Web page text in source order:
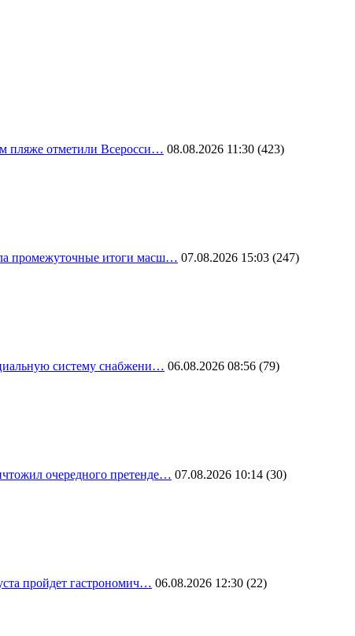
пляже отметили Всеросси… 08.08.2026 11:30 (423)
промежуточные итоги масш… 07.08.2026 15:03 (247)
систему снабжени… 06.08.2026 08:56 (79)
очередного претенде… 07.08.2026 10:14 (30)
пройдет гастрономич… 06.08.2026 12:30 (22)